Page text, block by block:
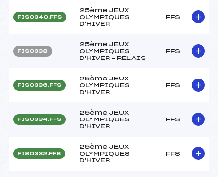
FIS0340.FFS
25ème JEUX
OLYMPIQUES
D'HIVER
FFS
FIS0338
25ème JEUX
OLYMPIQUES
D'HIVER – RELAIS
FFS
FIS0336.FFS
25ème JEUX
OLYMPIQUES
D'HIVER
FFS
FIS0334.FFS
25ème JEUX
OLYMPIQUES
D'HIVER
FFS
FIS0332.FFS
25ème JEUX
OLYMPIQUES
D'HIVER
FFS